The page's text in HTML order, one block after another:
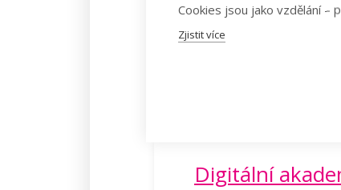
Doufám, že vám můj
ale ROZHODNĚ TO STOJÍ ZA
Digitální
Cookies jsou jako vzdělání –
Zjistit více